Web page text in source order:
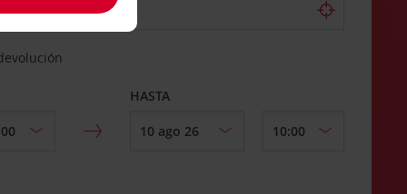
HASTA